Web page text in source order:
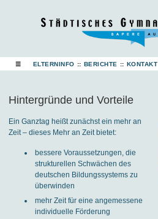
☰ ELTERNINFO :: BERICHTE :: KONTAKT
Hintergründe und Vorteile
Ein Ganztag heißt zunächst ein mehr an
Zeit – dieses Mehr an Zeit bietet:
bessere Voraussetzungen, die
strukturellen Schwächen des
deutschen Bildungssystems zu
überwinden
mehr Zeit für eine angemessene
individuelle Förderung